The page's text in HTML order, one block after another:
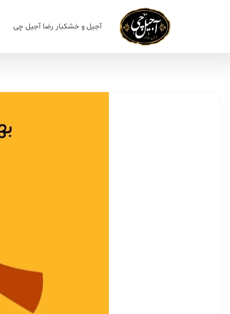
آجیل و خشکبار رضا آجیل چی